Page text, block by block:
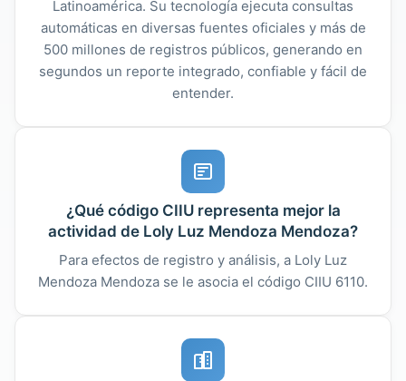
Latinoamérica. Su tecnología ejecuta consultas
automáticas en diversas fuentes oficiales y más de
500 millones de registros públicos, generando en
segundos un reporte integrado, confiable y fácil de
entender.
¿Qué código CIIU representa mejor la
actividad de Loly Luz Mendoza Mendoza?
Para efectos de registro y análisis, a Loly Luz
Mendoza Mendoza se le asocia el código CIIU 6110.